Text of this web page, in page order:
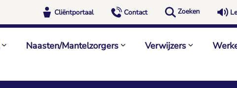
Cliëntportaal Contact Zoeken
Naasten/Mantelzorgers Verwijzers